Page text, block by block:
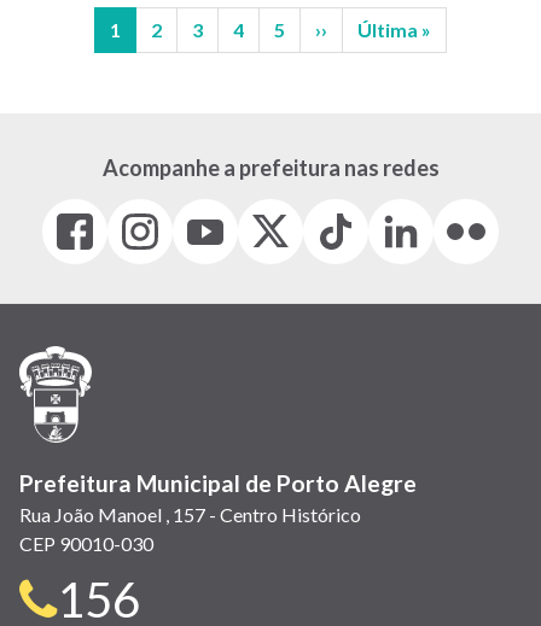
Paginação
Página
atual
1 Página
2 Página
3 Página
4 Página
5
Próxima
página
››
Última
página
Última »
Acompanhe a prefeitura nas redes
Facebook
(link
em
janela)
Instagram
(link
em
(link
em
(Antigo
(link
Tiktok
(link
em
LinkedIn
(link
em
(link
em
Prefeitura Municipal de Porto Alegre
Rua João Manoel , 157 - Centro Histórico
CEP 90010-030
Telefone
156